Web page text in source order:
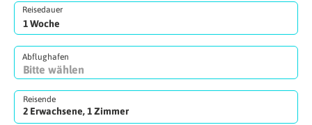
Reisedauer
Abflughafen
Reisende
2 Erwachsene, 1 Zimmer